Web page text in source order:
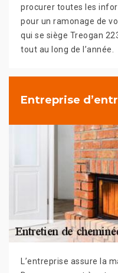
procurer toutes les
pour un ramonage de
qui se siège Treogan
tout au long de l’année.
Entreprise
L’entreprise assure la